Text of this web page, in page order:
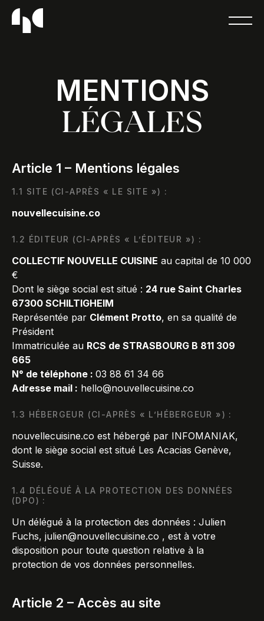
MENTIONS
LÉGALES
Article 1 – Mentions légales
1.1 SITE (CI-APRÈS « LE SITE ») :
nouvellecuisine.co
1.2 ÉDITEUR (CI-APRÈS « L’ÉDITEUR ») :
COLLECTIF NOUVELLE CUISINE au capital de 10 000
€
Dont le siège social est situé : 24 rue Saint Charles
67300 SCHILTIGHEIM
Représentée par Clément Protto, en sa qualité de
Président
Immatriculée au RCS de STRASBOURG B 811 309
665
N° de téléphone : 03 88 61 34 66
Adresse mail : hello@nouvellecuisine.co
1.3 HÉBERGEUR (CI-APRÈS « L’HÉBERGEUR ») :
nouvellecuisine.co est hébergé par INFOMANIAK,
dont le siège social est situé Les Acacias Genève,
Suisse.
1.4 DÉLÉGUÉ À LA PROTECTION DES DONNÉES
(DPO) :
Un délégué à la protection des données : Julien
Fuchs, julien@nouvellecuisine.co , est à votre
disposition pour toute question relative à la
protection de vos données personnelles.
Article 2 – Accès au site